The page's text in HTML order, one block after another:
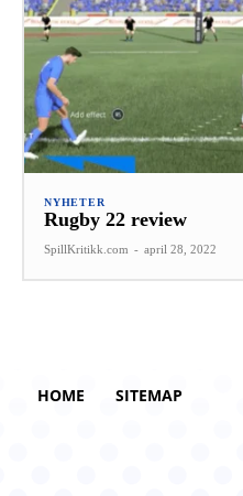
NYHETER
Rugby 22 review
SpillKritikk.com - april 28, 2022
HOME SITEMAP